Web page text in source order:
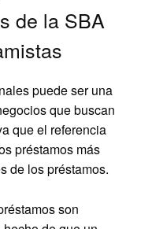
de la SBA
puede ser una
que buscan
que el referencia
préstamos más
de los préstamos.
son